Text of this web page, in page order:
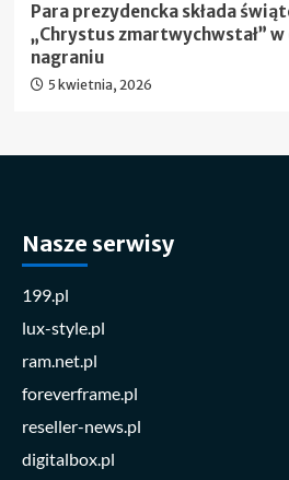
Para prezydencka składa
„Chrystus zmartwychwstał”
nagraniu
5 kwietnia, 2026
Nasze serwisy
199.pl
lux-style.pl
ram.net.pl
foreverframe.pl
reseller-news.pl
digitalbox.pl